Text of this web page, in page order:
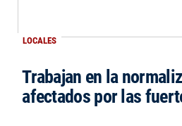
LOCALES
Trabajan en la
afectados por las